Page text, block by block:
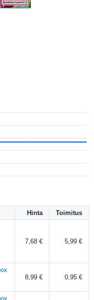
Hinta Toimitus
7,68 € 5,99 €
8,99 € 0,95 €